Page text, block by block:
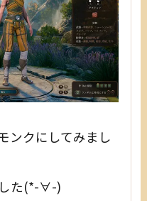
ンクにしてみまし
た(*-∀-)